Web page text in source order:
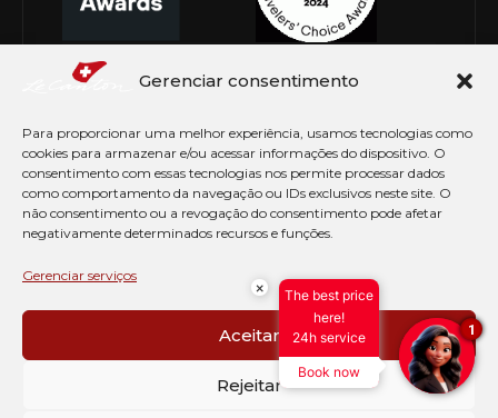
Gerenciar consentimento
Para proporcionar uma melhor experiência, usamos tecnologias como
cookies para armazenar e/ou acessar informações do dispositivo. O
consentimento com essas tecnologias nos permite processar dados
como comportamento da navegação ou IDs exclusivos neste site. O
não consentimento ou a revogação do consentimento pode afetar
negativamente determinados recursos e funções.
Gerenciar serviços
Aceitar
Rejeitar
© Copyright 2026 Le Canton. Todos os direitos
PRÉ CHECK-IN
AVISO DE COOKIES
PERGUNTAS FREQUENTES
×
The best price
here!
24h service
Book now
1